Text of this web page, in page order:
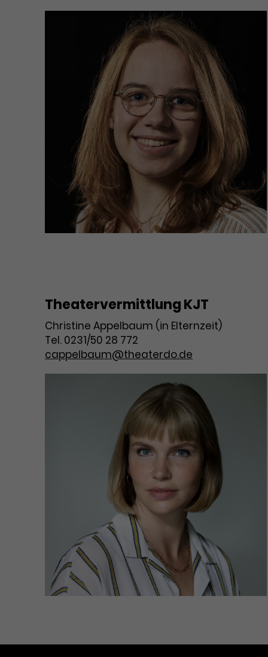
Theatervermittlung KJT
Christine Appelbaum (in Elternzeit)
Tel. 0231/50 28 772
cappelbaum@theaterdo.de